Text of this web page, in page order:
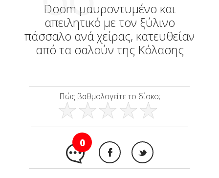
Doom μαυροντυμένο και
απειλητικό με τον ξύλινο
πάσσαλο ανά χείρας, κατευθείαν
από τα σαλούν της Κόλασης
Πώς βαθμολογείτε το δίσκο;
0